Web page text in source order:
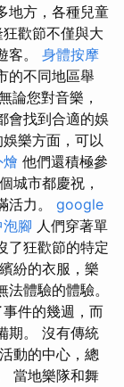
地方，各種兒童
歡節不僅與大
客。 身體按摩
的不同地區舉
論您對音樂，
會找到合適的娛
樂方面，可以
他們還積極參
城市都慶祝，
活力。 google
泡腳 人們穿著單
了狂歡節的特定
紛的衣服，樂
體驗的體驗。
件的幾週，而
期。 沒有傳統
動的中心，總
當地樂隊和舞